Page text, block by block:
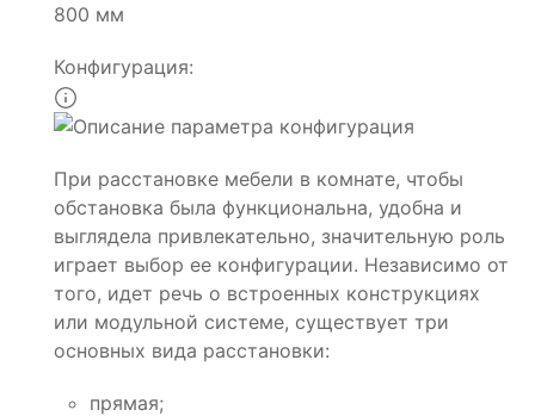
800 мм
Конфигурация:
При расстановке мебели в комнате, чтобы
обстановка была функциональна, удобна и
выглядела привлекательно, значительную роль
играет выбор ее конфигурации. Независимо от
того, идет речь о встроенных конструкциях
или модульной системе, существует три
основных вида расстановки:
прямая;